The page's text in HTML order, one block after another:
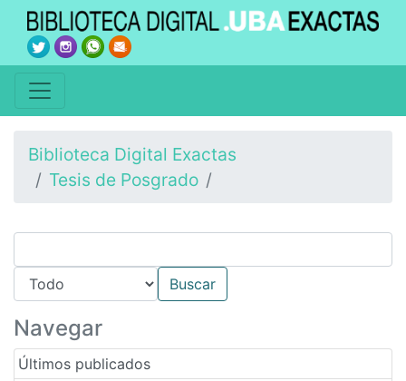
Biblioteca Digital Exactas
Tesis de Posgrado
Navegar
Últimos publicados